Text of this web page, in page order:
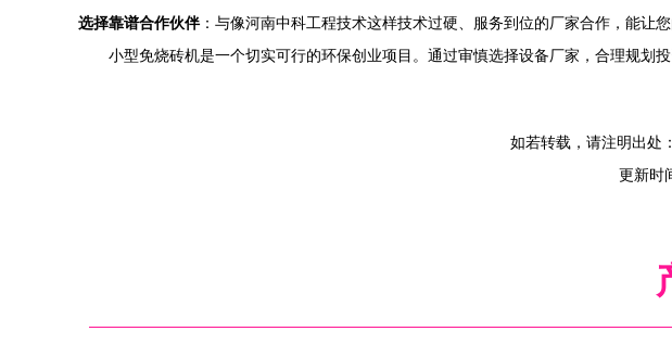
选择靠谱合作伙伴：与像河南中科工程技术这样技术过硬、服务到位的厂家合作，能让您
小型免烧砖机是一个切实可行的环保创业项目。通过审慎选择设备厂家，合理规划
如若转载，请注明出处
更新时